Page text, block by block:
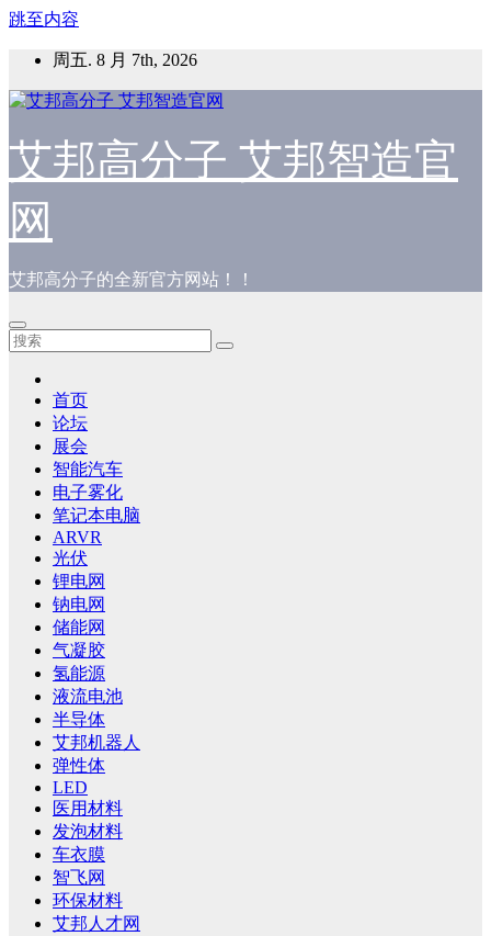
跳至内容
周五. 8 月 7th, 2026
艾邦高分子 艾邦智造官
网
艾邦高分子的全新官方网站！！
首页
论坛
展会
智能汽车
电子雾化
笔记本电脑
ARVR
光伏
锂电网
钠电网
储能网
气凝胶
氢能源
液流电池
半导体
艾邦机器人
弹性体
LED
医用材料
发泡材料
车衣膜
智飞网
环保材料
艾邦人才网